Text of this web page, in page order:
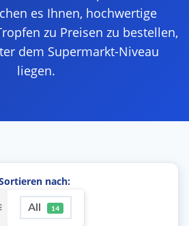
es Ihnen, hochwertige
zu Preisen zu bestellen,
dem Supermarkt-Niveau
liegen.
nach:
All 14